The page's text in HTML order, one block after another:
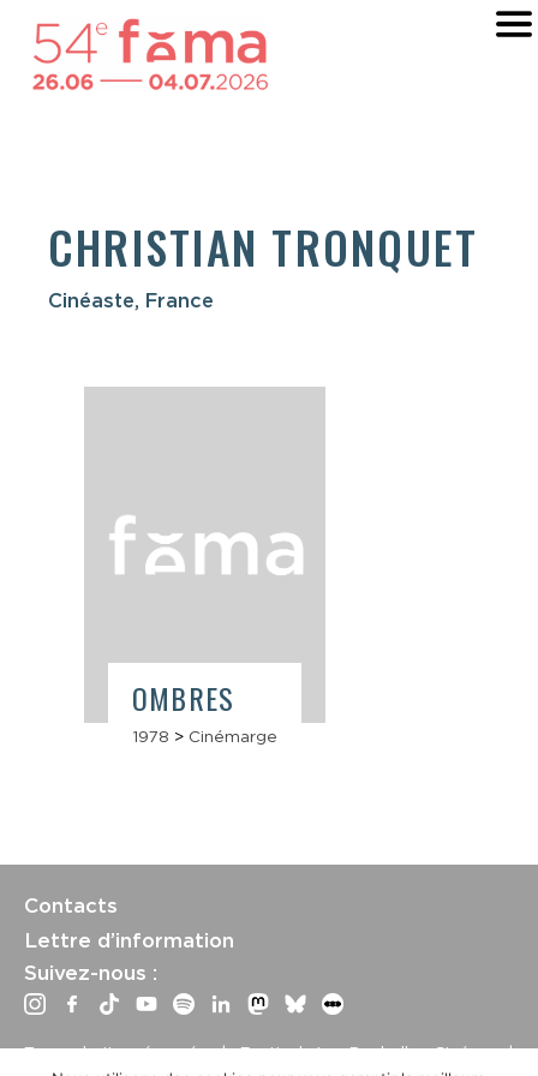
CHRISTIAN TRONQUET
Cinéaste, France
OMBRES
1978 > Cinémarge
Contacts
Lettre d’information
Suivez-nous :
Tous droits réservés | Festival La Rochelle Cinéma |